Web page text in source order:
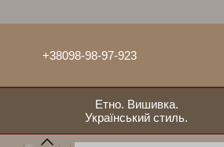
+38098-98-97-923
Етно. Вишивка.
Український стиль.